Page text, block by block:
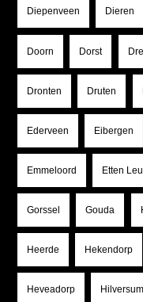
Diepenveen Dieren
Doorn Dorst
Dronten Druten
Ederveen Eibergen
Emmeloord Etten
Gorssel Gouda
Heerde Hekendorp
Heveadorp Hilversum